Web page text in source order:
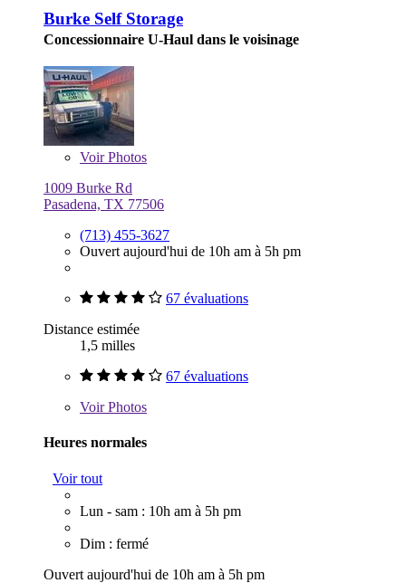
Burke Self Storage
Concessionnaire U-Haul dans le voisinage
VoirPhotos
1009 Burke Rd
Pasadena, TX 77506
(713) 455-3627
Ouvert aujourd'hui de 10h am à 5h pm
67 évaluations
Distance estimée
1,5 milles
67 évaluations
VoirPhotos
Heures normales
Voir tout
Lun - sam : 10h am à 5h pm
Dim : fermé
Ouvert aujourd'hui de 10h am à 5h pm